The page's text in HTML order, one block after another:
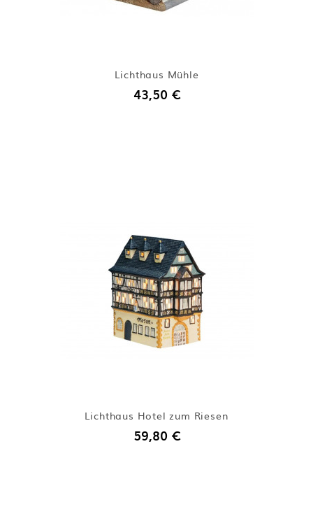
Lichthaus Mühle
43,50 €
Lichthaus Hotel zum Riesen
59,80 €